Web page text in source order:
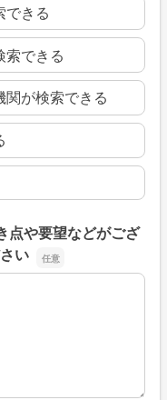
できる
索できる
が検索できる
点や要望などがござ
い
や要望などがござい